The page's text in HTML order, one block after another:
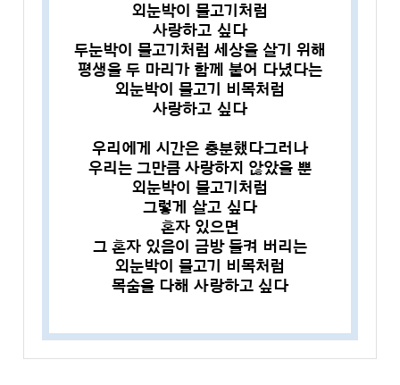
외눈박이 물고기처럼
사랑하고 싶다
두눈박이 물고기처럼 세상을 살기 위해
평생을 두 마리가 함께 붙어 다녔다는
외눈박이 물고기 비목처럼
사랑하고 싶다
우리에게 시간은 충분했다그러나
우리는 그만큼 사랑하지 않았을 뿐
외눈박이 물고기처럼
그렇게 살고 싶다
혼자 있으면
그 혼자 있음이 금방 들켜 버리는
외눈박이 물고기 비목처럼
목숨을 다해 사랑하고 싶다